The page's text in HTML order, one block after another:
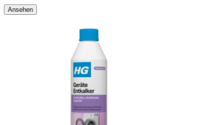
Ansehen